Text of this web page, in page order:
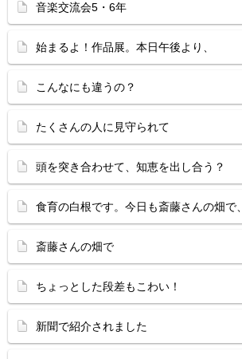
音楽交流会5・6年
始まるよ！作品展。本日午後より、
こんなにも違うの？
たくさんの人に見守られて
頭を突き合わせて、知恵を出し合う？
食育の白根です。今日も斎藤さんの畑で、
斎藤さんの畑で
ちょっとした段差もこわい！
新聞で紹介されました